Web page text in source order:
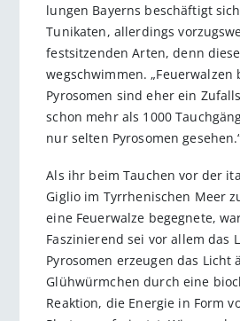
lungen Bayerns beschäftigt
Tunikaten, allerdings
festsitzenden Arten, denn
wegschwimmen. „Feuerwalzen
Pyrosomen sind eher ein
schon mehr als 1000
nur selten Pyrosomen
Als ihr beim Tauchen vor der
Giglio im Tyrrhenischen Meer
eine Feuerwalze begegnete,
Faszinierend sei vor allem das
Pyrosomen erzeugen das Licht
Glühwürmchen durch eine
Reaktion, die Energie in Form